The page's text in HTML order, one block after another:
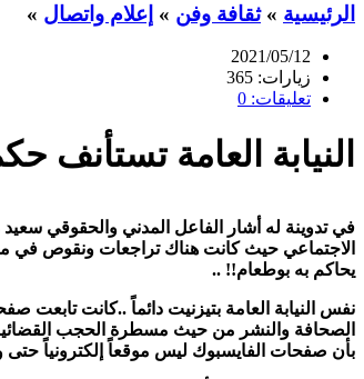
الرئيسية »ثقافة وفن » إعلام واتصال »
2021/05/12
زيارات: 365
تعليقات: 0
النيابة العامة تستأنف حكم
في تدوينة له أشار الفاعل المدني والحقوقي
يحاكم به بوطعام!! ..
نفس النيابة العامة بتيزنيت دائماً ..كانت
الصحافة والنشر من حيث مسطرة الحجب القضائية
بأن صفحات الفايسبوك ليس موقعاً إلكترونياً حتى